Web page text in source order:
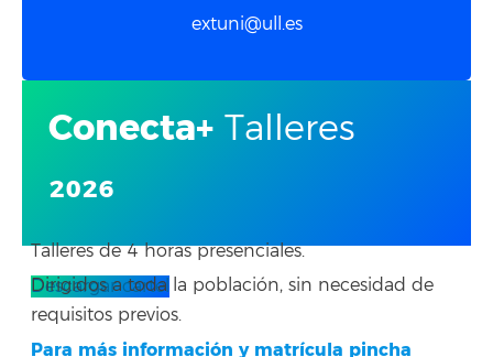
extuni@ull.es
Conecta+ Talleres
2026
Descargar cartel
Talleres de 4 horas presenciales.
Dirigidos a toda la población, sin necesidad de
requisitos previos.
Para más información y matrícula pincha